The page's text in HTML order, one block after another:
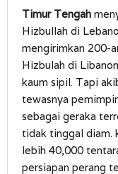
Timur Tengah
Hizbullah di
mengirimkan 200-
Hizbulah di
kaum sipil. Tapi
tewasnya
sebagai geraka
tidak tinggal diam.
lebih 40,000
persiapan perang